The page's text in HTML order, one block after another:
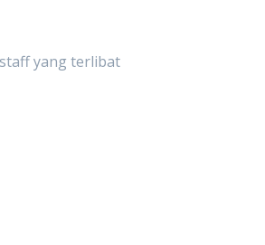
yang terlibat